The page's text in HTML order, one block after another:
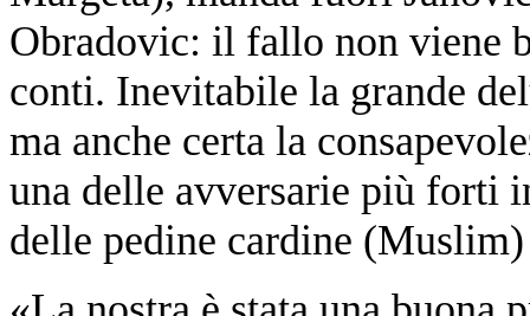
Obradovic: il fallo non viene
conti. Inevitabile la grande
ma anche certa la
una delle avversarie più forti
delle pedine cardine